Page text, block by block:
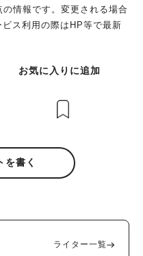
情報です。変更される場合
ス利用の際はHP等で最新
お気に入りに追加
を書く
ライター一覧